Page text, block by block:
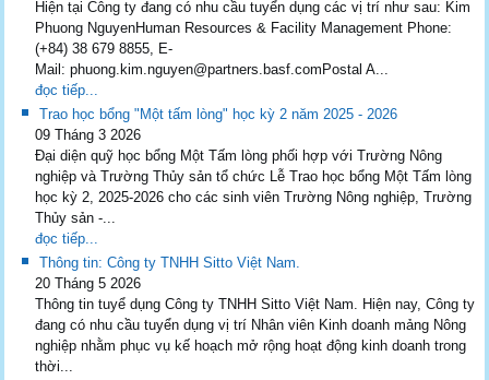
Hiện tại Công ty đang có nhu cầu tuyển dụng các vị trí như sau: Kim
Phuong NguyenHuman Resources & Facility Management Phone:
(+84) 38 679 8855, E-
Mail: phuong.kim.nguyen@partners.basf.comPostal A...
đọc tiếp...
Trao học bổng "Một tấm lòng" học kỳ 2 năm 2025 - 2026
09 Tháng 3 2026
Đại diện quỹ học bổng Một Tấm lòng phối hợp với Trường Nông
nghiệp và Trường Thủy sản tổ chức Lễ Trao học bổng Một Tấm lòng
học kỳ 2, 2025-2026 cho các sinh viên Trường Nông nghiệp, Trường
Thủy sản -...
đọc tiếp...
Thông tin: Công ty TNHH Sitto Việt Nam.
20 Tháng 5 2026
Thông tin tuyể dụng Công ty TNHH Sitto Việt Nam. Hiện nay, Công ty
đang có nhu cầu tuyển dụng vị trí Nhân viên Kinh doanh mảng Nông
nghiệp nhằm phục vụ kế hoạch mở rộng hoạt động kinh doanh trong
thời...